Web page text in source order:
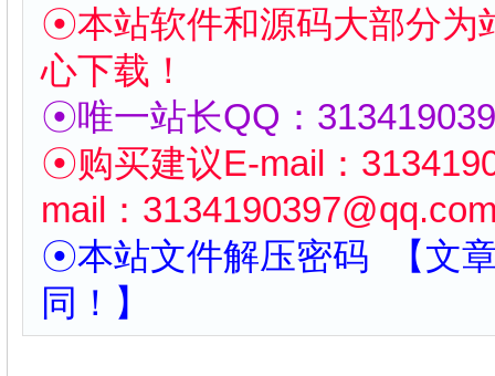
☉本站软件和源码大部分为
心下载！
☉唯一站长QQ：
☉购买建议E-mail：
mail： 3134190397
☉本站文件解压密码 【文
同！】